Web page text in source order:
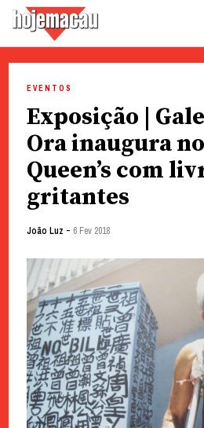
content
EVENTOS
Exposição |
Ora inaugura
Queen’s com
gritantes
João Luz - 6 Fev 2018